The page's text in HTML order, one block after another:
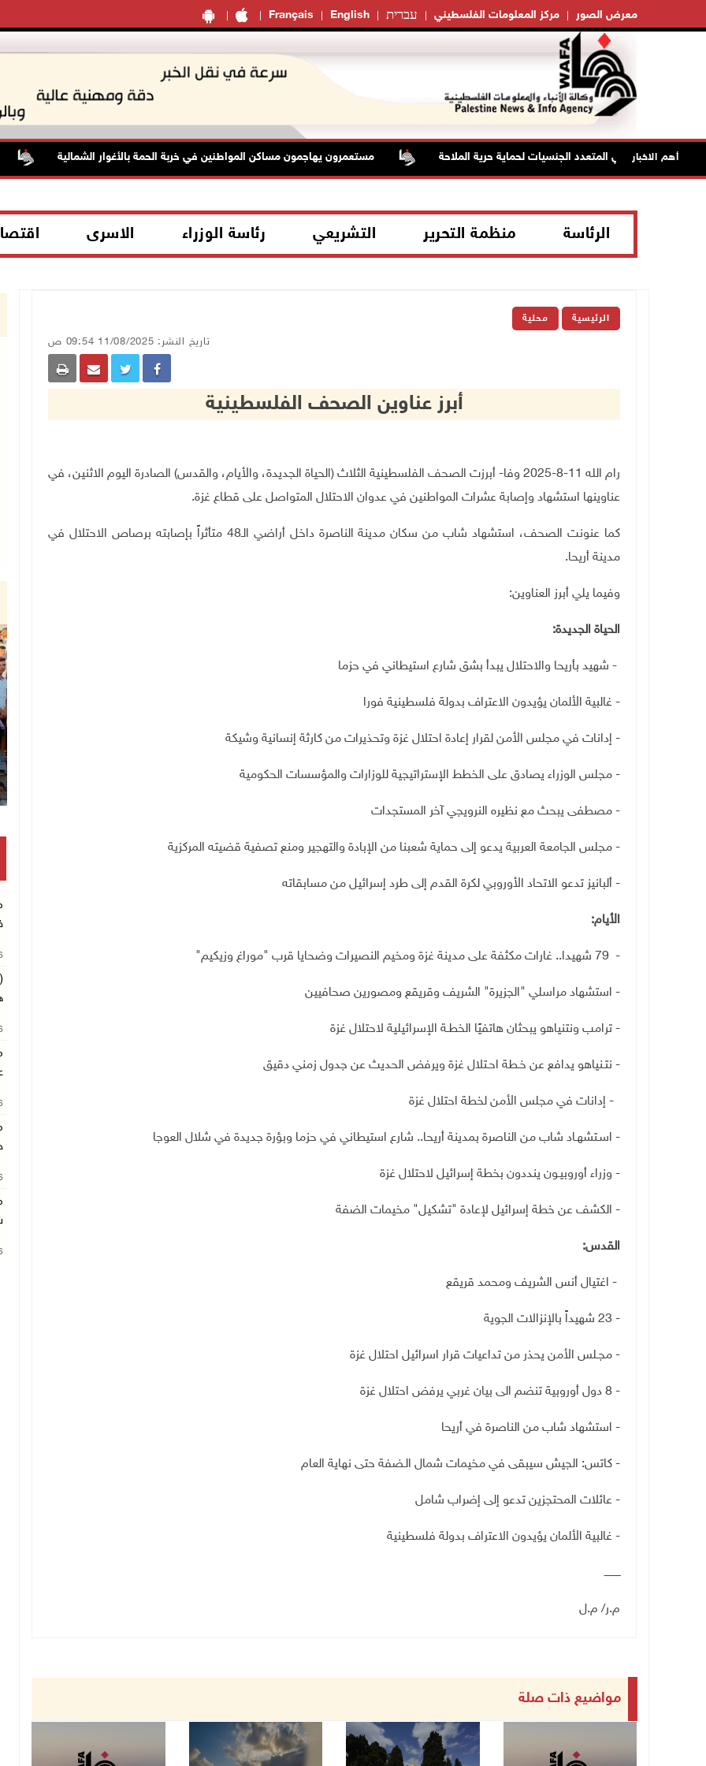
Français English עברית مركز المعلومات الفلسطيني معرض الصور
أهم الاخبار
الدفاعي المتعدد الجنسيات لحماية حرية الملاحة مستعمرون يهاجمون مساكن المواطنين في خربة الحمة بالأغوار الشمالية
الرئاسة منظمة التحرير التشريعي رئاسة الوزراء الاسرى
الرئيسية محلية
تاريخ النشر: 11/08/2025 09:54 ص
أبرز عناوين الصحف الفلسطينية
رام الله 11-8-2025 وفا- أبرزت الصحف الفلسطينية الثلاث (الحياة الجديدة، والأيام، والقدس) الصادرة اليوم الاثنين، في
عناوينها استشهاد وإصابة عشرات المواطنين في عدوان الاحتلال المتواصل على قطاع غزة.
كما عنونت الصحف، استشهاد شاب من سكان مدينة الناصرة داخل أراضي الـ48 متأثراً بإصابته برصاص الاحتلال في
مدينة أريحا.
وفيما يلي أبرز العناوين:
الحياة الجديدة:
- شهيد بأريحا والاحتلال يبدأ بشق شارع استيطاني في حزما
- غالبية الألمان يؤيدون الاعتراف بدولة فلسطينية فورا
- إدانات في مجلس الأمن لقرار إعادة احتلال غزة وتحذيرات من كارثة إنسانية وشيكة
- مجلس الوزراء يصادق على الخطط الإستراتيجية للوزارات والمؤسسات الحكومية
- مصطفى يبحث مع نظيره النرويجي آخر المستجدات
- مجلس الجامعة العربية يدعو إلى حماية شعبنا من الإبادة والتهجير ومنع تصفية قضيته المركزية
- ألبانيز تدعو الاتحاد الأوروبي لكرة القدم إلى طرد إسرائيل من مسابقاته
الأيام:
- 79 شهيدا.. غارات مكثفة على مدينة غزة ومخيم النصيرات وضحايا قرب "موراغ وزيكيم"
- استشهاد مراسلي "الجزيرة" الشريف وقريقع ومصورين صحافيين
- ترامب ونتنياهو يبحثان هاتفيًا الخطـة الإسرائيلية لاحتلال غزة
- نتـنياهو يدافع عن خـطة احـتلال غزة ويرفض الحديث عن جدول زمني دقيق
- إدانات في مجلس الأمن لخطة احتلال غزة
- اسـتشهـاد شاب من الناصرة بمدينة أريحا.. شارع استيطاني في حزما وبؤرة جديدة في شلال العوجا
- وزراء أوروبيـون ينددون بخطة إسرائيل لاحتلال غزة
- الكشف عن خطة إسرائيل لإعادة "تشكيل" مخيمات الضفة
القدس:
- اغتيال أنس الشريف ومحمد قريقع
- 23 شهيداً بالإنزالات الجوية
- مجـلس الأمن يحذر من تداعيات قرار اسرائيل احتلال غزة
-
8 دول أوروبية تنضم الى بيان غربي يرفض احتلال غزة
- استشهاد شاب من الناصرة في أريحا
- كاتس: الجيش سيبقى في مخيمات شمال الـضفة حتى نهاية العام
- عائلات المحتجزين تدعو إلى إضراب شامل
- غالبية الألمان يؤيدون الاعتراف بدولة فلسطينية
ــــــــــ
م.ر/ م.ل
مواضيع ذات صلة